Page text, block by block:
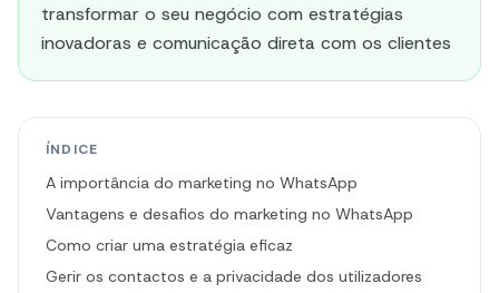
transformar o seu negócio com estratégias
inovadoras e comunicação direta com os clientes
ÍNDICE
A importância do marketing no WhatsApp
Vantagens e desafios do marketing no WhatsApp
Como criar uma estratégia eficaz
Gerir os contactos e a privacidade dos utilizadores